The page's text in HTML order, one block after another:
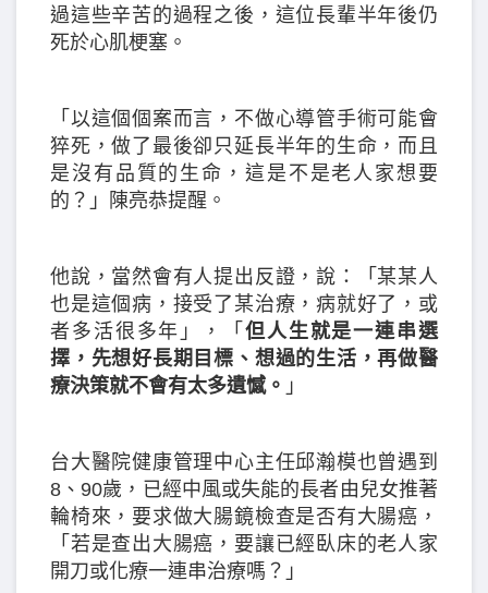
過這些辛苦的過程之後，這位長輩半年後仍
死於心肌梗塞。
「以這個個案而言，不做心導管手術可能會
猝死，做了最後卻只延長半年的生命，而且
是沒有品質的生命，這是不是老人家想要
的？」陳亮恭提醒。
他說，當然會有人提出反證，說：「某某人
也是這個病，接受了某治療，病就好了，或
者多活很多年」，「 但人生就是一連串選
擇，先想好長期目標、想過的生活，再做醫
療決策就不會有太多遺憾。 」
台大醫院健康管理中心主任邱瀚模也曾遇到
8、90歲，已經中風或失能的長者由兒女推著
輪椅來，要求做大腸鏡檢查是否有大腸癌，
「若是查出大腸癌，要讓已經臥床的老人家
開刀或化療一連串治療嗎？」